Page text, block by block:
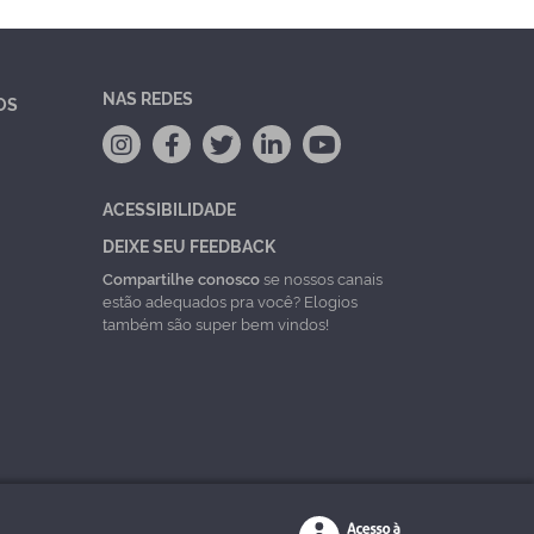
NAS REDES
ACESSIBILIDADE
DEIXE SEU FEEDBACK
Compartilhe conoscose nossos canais
estão adequados pra você? Elogios
também são super bem vindos!